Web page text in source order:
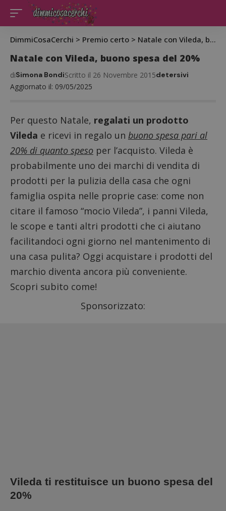
DimmiCosaCerchi > Premio certo > Natale con Vileda, buono spesa del 20%
Natale con Vileda, buono spesa del 20%
Aggiornato il: 09/05/2025
diSimona BondiScritto il 26 Novembre 2015detersivi
Per questo Natale, regalati un prodotto
Vileda e ricevi in regalo un buono spesa pari al
20% di quanto speso per l’acquisto. Vileda è
probabilmente uno dei marchi di vendita di
prodotti per la pulizia della casa che ogni
famiglia ospita nelle proprie case: come non
citare il famoso “mocio Vileda”, i panni Vileda,
le scope e tanti altri prodotti che ci aiutano
facilitandoci ogni giorno nel mantenimento di
una casa pulita? Oggi acquistare i prodotti del
marchio diventa ancora più conveniente.
Scopri subito come!
Sponsorizzato:
Vileda ti restituisce un buono spesa del
20%